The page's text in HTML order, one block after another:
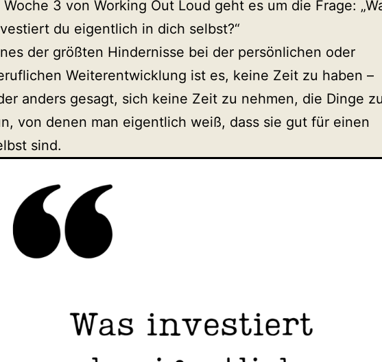
Woche 3 von Working Out Loud geht es um die Frage:
du eigentlich in dich selbst?“
der größten Hindernisse bei der persönlichen oder
Weiterentwicklung ist es, keine Zeit zu haben –
anders gesagt, sich keine Zeit zu nehmen, die Dinge zu
von denen man eigentlich weiß, dass sie gut für einen
sind.